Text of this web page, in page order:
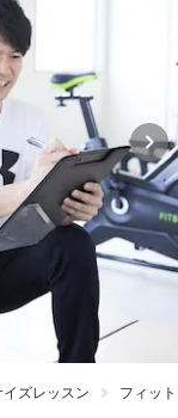
ズレッスン フィッ